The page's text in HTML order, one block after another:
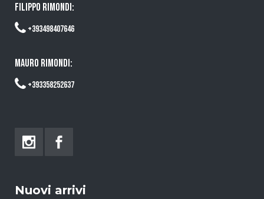
FILIPPO RIMONDI:
+393498407646
MAURO RIMONDI:
+393358252637
Nuovi arrivi